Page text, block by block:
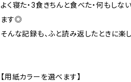
よく寝た・3食きちんと食べた・何もし
ます◎
そんな記録も、ふと読み返したときに楽
【用紙カラーを選べます】